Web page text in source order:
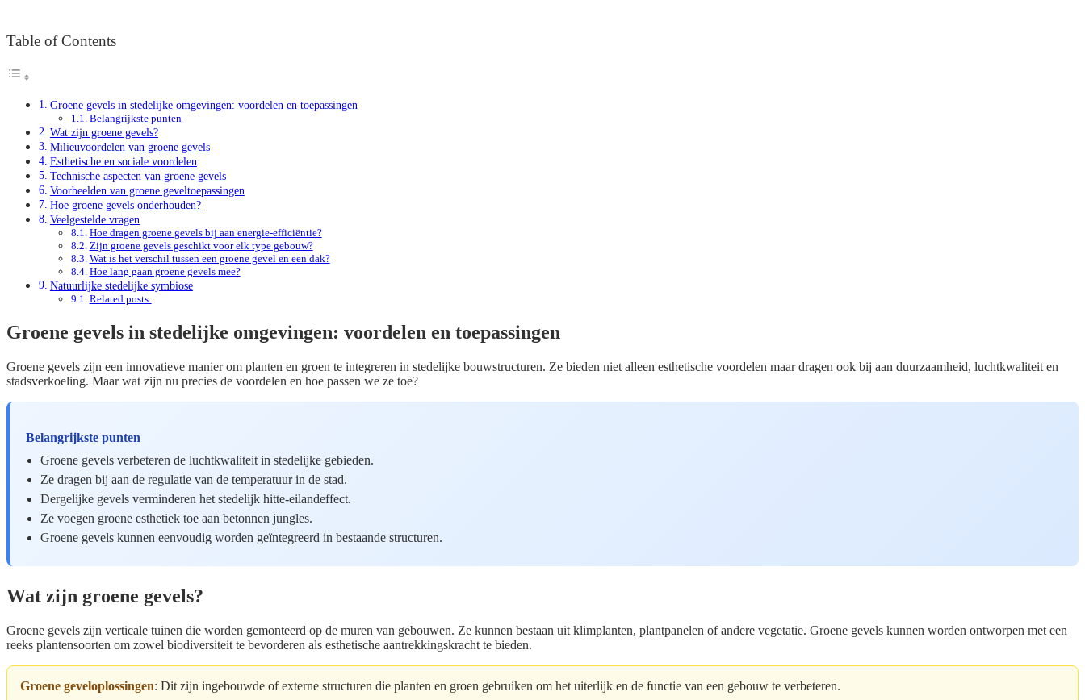
Table of Contents
Groene gevels in stedelijke omgevingen: voordelen en toepassingen
Belangrijkste punten
Wat zijn groene gevels?
Milieuvoordelen van groene gevels
Esthetische en sociale voordelen
Technische aspecten van groene gevels
Voorbeelden van groene geveltoepassingen
Hoe groene gevels onderhouden?
Veelgestelde vragen
Hoe dragen groene gevels bij aan energie-efficiëntie?
Zijn groene gevels geschikt voor elk type gebouw?
Wat is het verschil tussen een groene gevel en een dak?
Hoe lang gaan groene gevels mee?
Natuurlijke stedelijke symbiose
Related posts:
Groene gevels in stedelijke omgevingen: voordelen en toepassingen
Groene gevels zijn een innovatieve manier om planten en groen te integreren in stedelijke bouwstructuren. Ze bieden niet alleen esthetische voordelen maar dragen ook bij aan duurzaamheid, luchtkwaliteit en
stadsverkoeling. Maar wat zijn nu precies de voordelen en hoe passen we ze toe?
Belangrijkste punten
Groene gevels verbeteren de luchtkwaliteit in stedelijke gebieden.
Ze dragen bij aan de regulatie van de temperatuur in de stad.
Dergelijke gevels verminderen het stedelijk hitte-eilandeffect.
Ze voegen groene esthetiek toe aan betonnen jungles.
Groene gevels kunnen eenvoudig worden geïntegreerd in bestaande structuren.
Wat zijn groene gevels?
Groene gevels zijn verticale tuinen die worden gemonteerd op de muren van gebouwen. Ze kunnen bestaan uit klimplanten, plantpanelen of andere vegetatie. Groene gevels kunnen worden ontworpen met een
reeks plantensoorten om zowel biodiversiteit te bevorderen als esthetische aantrekkingskracht te bieden.
Groene geveloplossingen: Dit zijn ingebouwde of externe structuren die planten en groen gebruiken om het uiterlijk en de functie van een gebouw te verbeteren.